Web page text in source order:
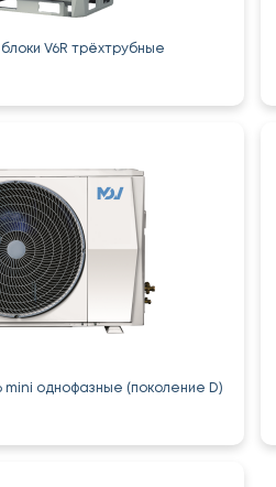
V6R трёхтрубные
mini однофазные (поколение D)